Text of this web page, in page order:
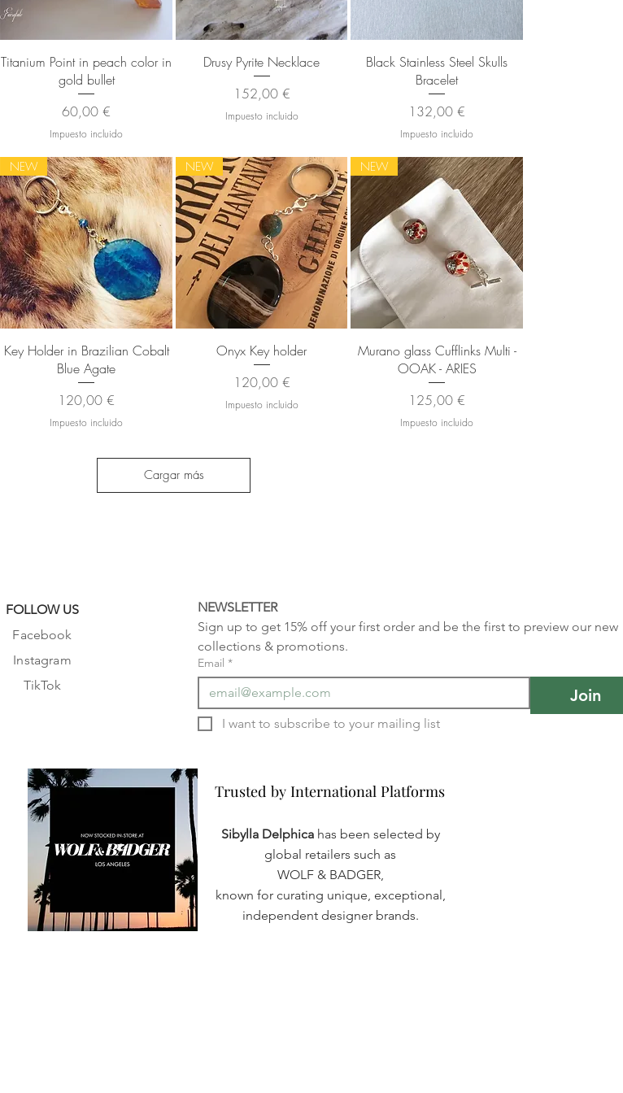
Vista rápida
Titanium Point in peach color in
gold bullet
Precio
60,00 €
Impuesto incluido
Vista rápida
Drusy Pyrite Necklace
Precio
152,00 €
Impuesto incluido
Vista rápida
Black Stainless Steel Skulls
Bracelet
Precio
132,00 €
Impuesto incluido
Vista rápida
NEW
Key Holder in Brazilian Cobalt
Blue Agate
Precio
120,00 €
Impuesto incluido
Vista rápida
NEW
Onyx Key holder
Precio
120,00 €
Impuesto incluido
Vista rápida
NEW
Murano glass Cufflinks Multi -
OOAK - ARIES
Precio
125,00 €
Impuesto incluido
Cargar más
FOLLOW US
Facebook
Instagram
TikTok
NEWSLETTER
Sign up to get 15% off your first order and be the first to preview our new
collections & promotions.
Email *
Join
Trusted by International Platforms
Trusted by International Platforms
Sibylla Delphica has been selected by
global retailers such as
WOLF & BADGER,
known for curating unique, exceptional,
independent designer brands.